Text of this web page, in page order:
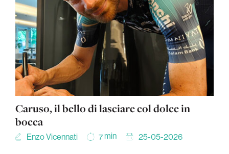
Caruso, il bello di lasciare col dolce in
bocca
Enzo Vicennati 7min 25-05-2026